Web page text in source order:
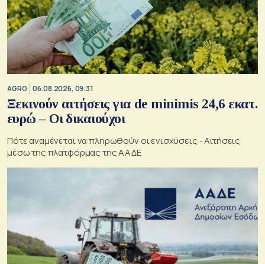
AGRO 06.08.2026, 09:31
Ξεκινούν αιτήσεις για de minimis 24,6 εκατ.
ευρώ – Οι δικαιούχοι
Πότε αναμένεται να πληρωθούν οι ενισχύσεις - Αιτήσεις
μέσω της πλατφόρμας της ΑΑΔΕ